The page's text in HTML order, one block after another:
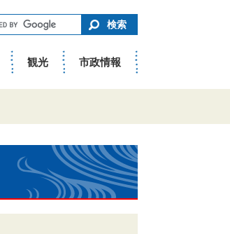
観光 市政情報